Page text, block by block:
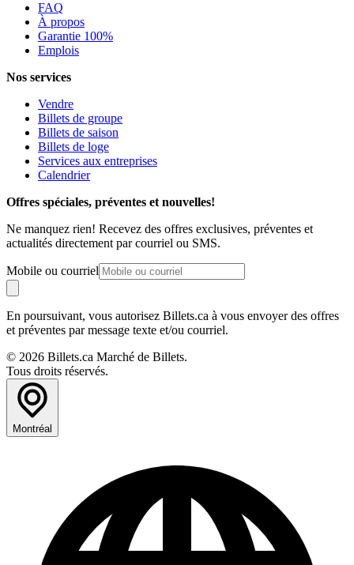
FAQ
À propos
Garantie 100%
Emplois
Nos services
Vendre
Billets de groupe
Billets de saison
Billets de loge
Services aux entreprises
Calendrier
Offres spéciales, préventes et nouvelles!
Ne manquez rien! Recevez des offres exclusives, préventes et
actualités directement par courriel ou SMS.
Mobile ou courriel
En poursuivant, vous autorisez Billets.ca à vous envoyer des offres
et préventes par message texte et/ou courriel.
© 2026 Billets.ca Marché de Billets.
Tous droits réservés.
Montréal